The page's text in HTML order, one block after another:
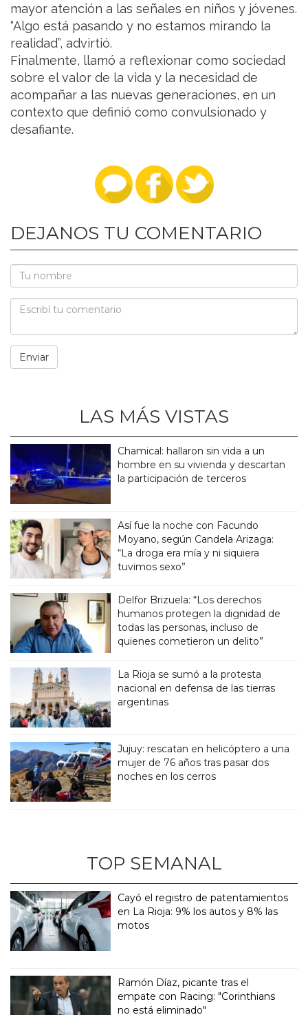
mayor atención a las señales en niños y jóvenes.
“Algo está pasando y no estamos mirando la
realidad”, advirtió.
Finalmente, llamó a reflexionar como sociedad
sobre el valor de la vida y la necesidad de
acompañar a las nuevas generaciones, en un
contexto que definió como convulsionado y
desafiante.
DEJANOS TU COMENTARIO
LAS MÁS VISTAS
Chamical: hallaron sin vida a un
hombre en su vivienda y descartan
la participación de terceros
Así fue la noche con Facundo
Moyano, según Candela Arizaga:
“La droga era mía y ni siquiera
tuvimos sexo”
Delfor Brizuela: “Los derechos
humanos protegen la dignidad de
todas las personas, incluso de
quienes cometieron un delito”
La Rioja se sumó a la protesta
nacional en defensa de las tierras
argentinas
Jujuy: rescatan en helicóptero a una
mujer de 76 años tras pasar dos
noches en los cerros
TOP SEMANAL
Cayó el registro de patentamientos
en La Rioja: 9% los autos y 8% las
motos
Ramón Díaz, picante tras el
empate con Racing: "Corinthians
no está eliminado"